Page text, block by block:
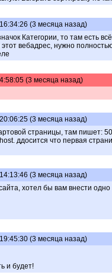
(3 месяца назад)
Категории, то там есть
вебадрес, нужно
(3 месяца назад)
(3 месяца назад)
страницы, там пишет:
ддосится что первая
(3 месяца назад)
хотел бы вам внести
(3 месяца назад)
и будет!